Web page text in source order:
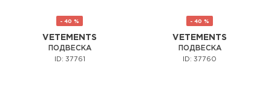
- 40 %
VETEMENTS
ПОДВЕСКА
ID: 37761
- 40 %
VETEMENTS
ПОДВЕСКА
ID: 37760